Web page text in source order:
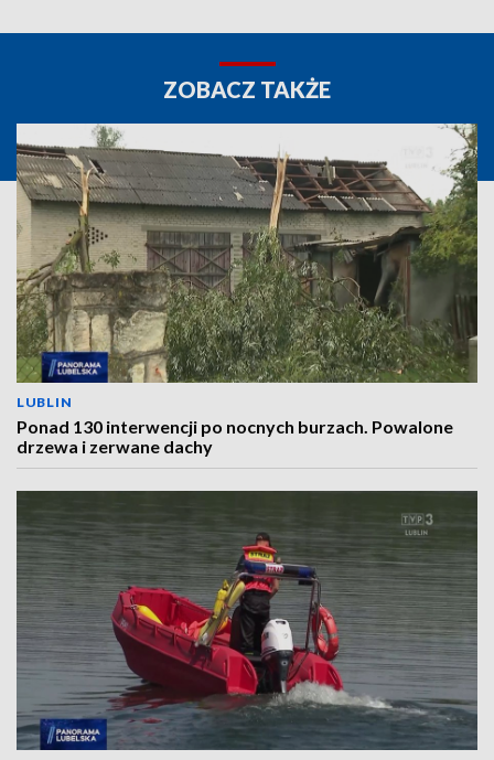
ZOBACZ TAKŻE
LUBLIN
Ponad 130 interwencji po nocnych burzach. Powalone
drzewa i zerwane dachy